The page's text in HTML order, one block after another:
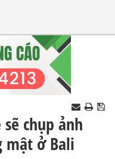
chụp ảnh
mật ở Bali